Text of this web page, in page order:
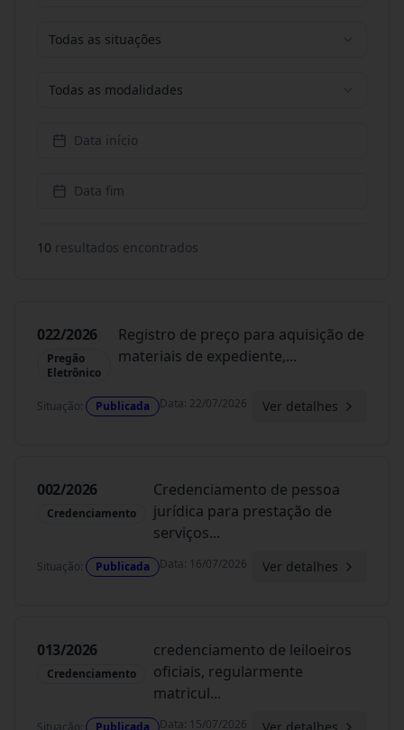
Todas as situações
Todas as modalidades
Data início
Data fim
10 resultados encontrados
022/2026
Pregão
Eletrônico
Registro de preço para aquisição de
materiais de expediente,...
Situação: Publicada Data: 22/07/2026 Ver detalhes
002/2026
Credenciamento
Credenciamento de pessoa
jurídica para prestação de
serviços...
Situação: Publicada Data: 16/07/2026 Ver detalhes
013/2026
Credenciamento
credenciamento de leiloeiros
oficiais, regularmente
matricul...
Situação: Publicada Data: 15/07/2026